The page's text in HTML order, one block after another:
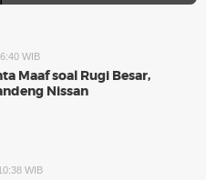
WIB
Maaf soal Rugi Besar,
Nissan
WIB